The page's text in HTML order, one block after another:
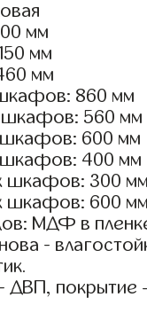
мм
мм
мм
860 мм
шкафов: 560 мм
шкафов: 600 мм
шкафов: 400 мм
шкафов: 300 мм
шкафов: 600 мм
МДФ в
-
покрытие